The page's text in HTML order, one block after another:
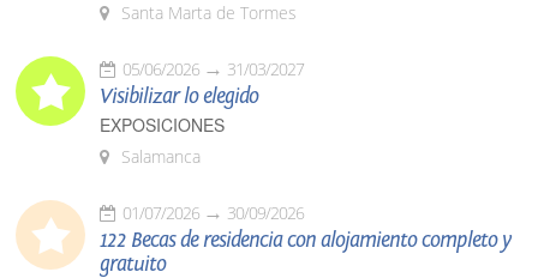
Santa Marta de Tormes
05/06/2026 31/03/2027
Visibilizar lo elegido
EXPOSICIONES
Salamanca
01/07/2026 30/09/2026
122 Becas de residencia con alojamiento completo y
gratuito